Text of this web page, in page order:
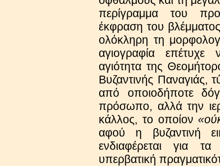
περίγραμμα του
έκφραση του
ολόκληρη τη
αγιογραφία
αγιότητα της
Βυζαντινής Παναγιάς,
από οποιοδήποτε
πρόσωπο, αλλά την
κάλλος, το οποίον
αφού η βυζαντινή
ενδιαφέρεται για
υπερβατική